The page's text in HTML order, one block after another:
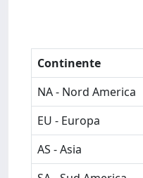
Continente
NA - Nord America
EU - Europa
AS - Asia